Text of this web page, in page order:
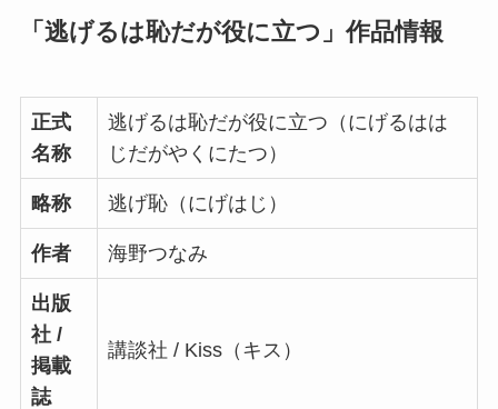
「逃げるは恥だが役に立つ」作品情報
正式
名称
逃げるは恥だが役に立つ（にげるはは
じだがやくにたつ）
略称 逃げ恥（にげはじ）
作者 海野つなみ
出版
社 /
掲載
誌
講談社 / Kiss（キス）